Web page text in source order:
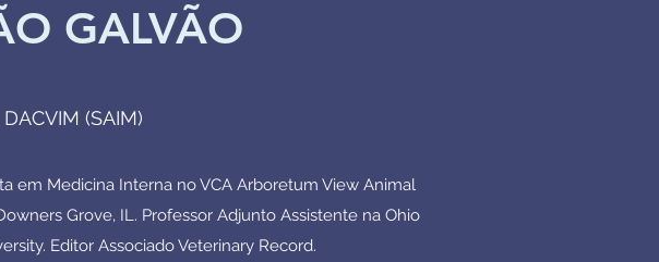
GALVÃO
(SAIM)
em Medicina Interna no VCA Arboretum View Animal
Grove, IL. Professor Adjunto Assistente na Ohio
Editor Associado Veterinary Record.